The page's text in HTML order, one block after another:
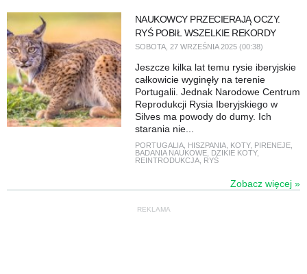
NAUKOWCY PRZECIERAJĄ OCZY.
RYŚ POBIŁ WSZELKIE REKORDY
SOBOTA, 27 WRZEŚNIA 2025 (00:38)
Jeszcze kilka lat temu rysie iberyjskie
całkowicie wyginęły na terenie
Portugalii. Jednak Narodowe Centrum
Reprodukcji Rysia Iberyjskiego w
Silves ma powody do dumy. Ich
starania nie...
PORTUGALIA, HISZPANIA, KOTY, PIRENEJE,
BADANIA NAUKOWE, DZIKIE KOTY,
REINTRODUKCJA, RYŚ
Zobacz więcej »
REKLAMA